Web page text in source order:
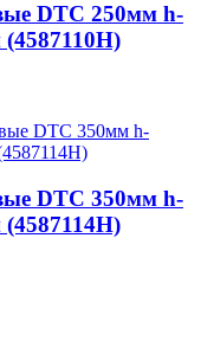
DTC 250мм h-
DTC 350мм h-